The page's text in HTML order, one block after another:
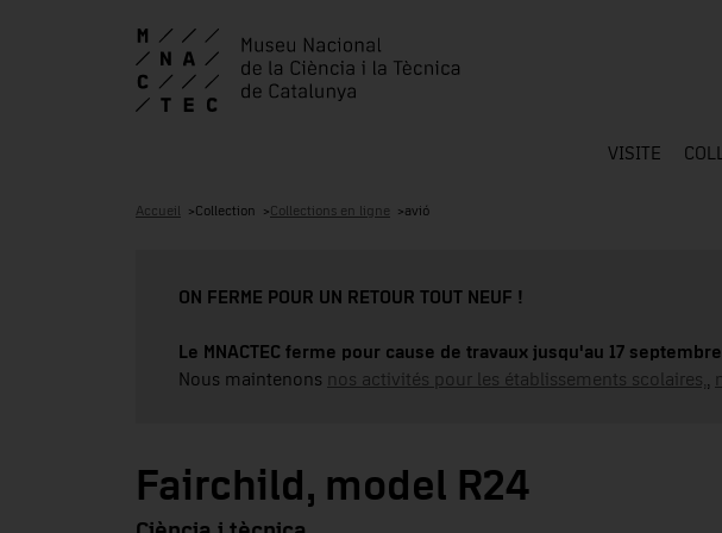
VISITE
Accueil Collection Collections en ligne avió
ON FERME POUR UN RETOUR TOUT NEUF !
Le MNACTEC ferme pour cause de travaux jusqu'au 17
Nous maintenons nos activités pour les établissements scolaires,
Fairchild, model R24